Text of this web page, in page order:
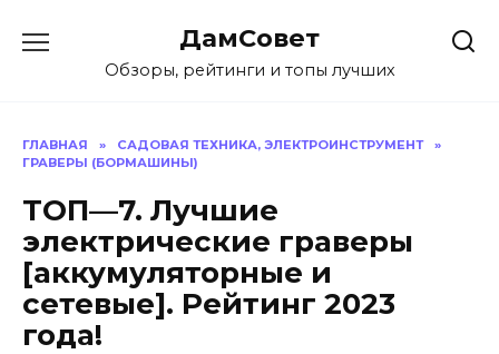
содержанию
ДамСовет
Обзоры, рейтинги и топы лучших
ГЛАВНАЯ » САДОВАЯ ТЕХНИКА, ЭЛЕКТРОИНСТРУМЕНТ
»
ГРАВЕРЫ (БОРМАШИНЫ)
ТОП—7. Лучшие
электрические граверы
[аккумуляторные и
сетевые]. Рейтинг 2023
года!